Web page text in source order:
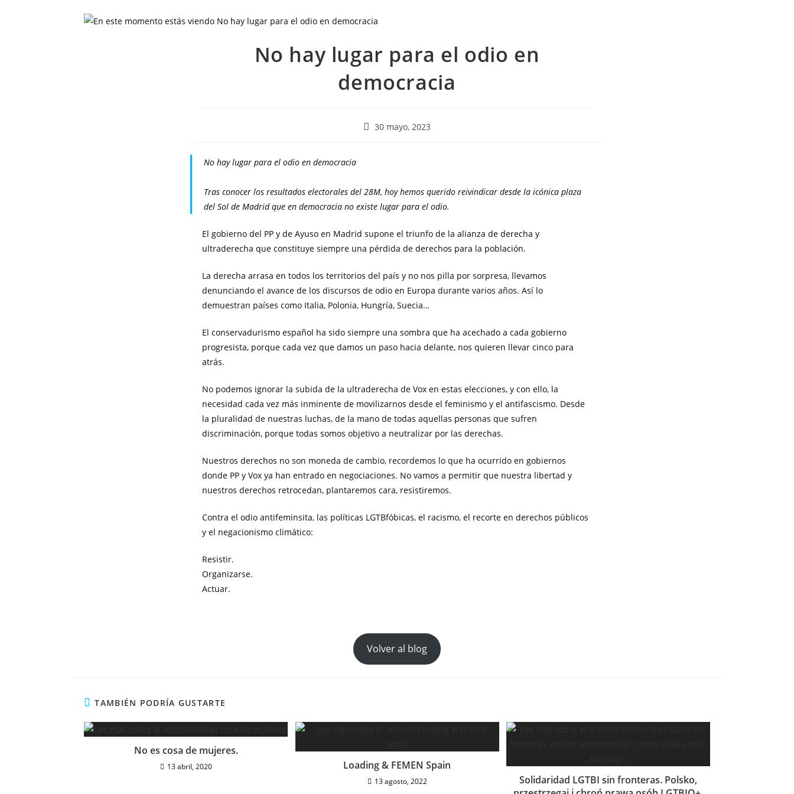
No hay lugar para el odio en
democracia
30 mayo, 2023
No hay lugar para el odio en democracia
Tras conocer los resultados electorales del 28M, hoy hemos querido reivindicar desde la icónica plaza
del Sol de Madrid que en democracia no existe lugar para el odio.
El gobierno del PP y de Ayuso en Madrid supone el triunfo de la alianza de derecha y
ultraderecha que constituye siempre una pérdida de derechos para la población.
La derecha arrasa en todos los territorios del país y no nos pilla por sorpresa, llevamos
denunciando el avance de los discursos de odio en Europa durante varios años. Así lo
demuestran países como Italia, Polonia, Hungría, Suecia…
El conservadurismo español ha sido siempre una sombra que ha acechado a cada gobierno
progresista, porque cada vez que damos un paso hacia delante, nos quieren llevar cinco para
atrás.
No podemos ignorar la subida de la ultraderecha de Vox en estas elecciones, y con ello, la
necesidad cada vez más inminente de movilizarnos desde el feminismo y el antifascismo. Desde
la pluralidad de nuestras luchas, de la mano de todas aquellas personas que sufren
discriminación, porque todas somos objetivo a neutralizar por las derechas.
Nuestros derechos no son moneda de cambio, recordemos lo que ha ocurrido en gobiernos
donde PP y Vox ya han entrado en negociaciones. No vamos a permitir que nuestra libertad y
nuestros derechos retrocedan, plantaremos cara, resistiremos.
Contra el odio antifeminsita, las políticas LGTBfóbicas, el racismo, el recorte en derechos públicos
y el negacionismo climático:
Resistir.
Organizarse.
Actuar.
Volver al blog
TAMBIÉN PODRÍA GUSTARTE
No es cosa de mujeres.
13 abril, 2020 Loading & FEMEN Spain
13 agosto, 2022
Solidaridad LGTBI sin fronteras. Polsko,